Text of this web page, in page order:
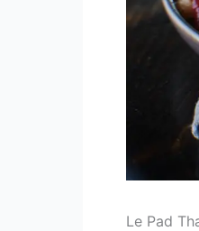
Le Pad